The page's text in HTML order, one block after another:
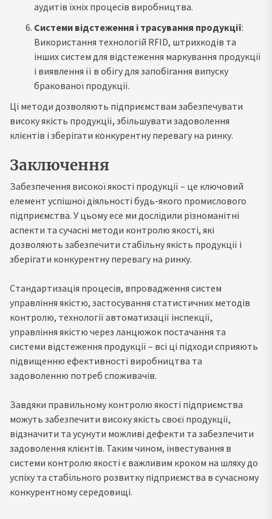
аудитів їхніх процесів виробництва.
Системи відстеження і трасування продукції:
Використання технологій RFID, штрихкодів та
інших систем для відстеження маркування продукції
і виявлення її в обігу для запобігання випуску
бракованої продукції.
Ці методи дозволяють підприємствам забезпечувати
високу якість продукції, збільшувати задоволення
клієнтів і зберігати конкурентну перевагу на ринку.
Заключення
Забезпечення високої якості продукції – це ключовий
елемент успішної діяльності будь-якого промислового
підприємства. У цьому есе ми дослідили різноманітні
аспекти та сучасні методи контролю якості, які
дозволяють забезпечити стабільну якість продукції і
зберігати конкурентну перевагу на ринку.
Стандартизація процесів, впровадження систем
управління якістю, застосування статистичних методів
контролю, технології автоматизації інспекції,
управління якістю через ланцюжок постачання та
системи відстеження продукції – всі ці підходи сприяють
підвищенню ефективності виробництва та
задоволенню потреб споживачів.
Завдяки правильному контролю якості підприємства
можуть забезпечити високу якість своєї продукції,
відзначити та усунути можливі дефекти та забезпечити
задоволення клієнтів. Таким чином, інвестування в
системи контролю якості є важливим кроком на шляху до
успіху та стабільного розвитку підприємства в сучасному
конкурентному середовищі.